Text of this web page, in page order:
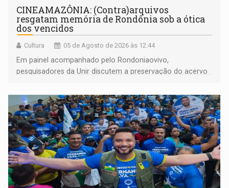
CINEAMAZÔNIA: (Contra)arquivos
resgatam memória de Rondônia sob a ótica
dos vencidos
Cultura 05 de Agosto de 2026 às 12:44
Em painel acompanhado pelo Rondoniaovivo,
pesquisadores da Unir discutem a preservação do acervo
memória como bússola para o futuro